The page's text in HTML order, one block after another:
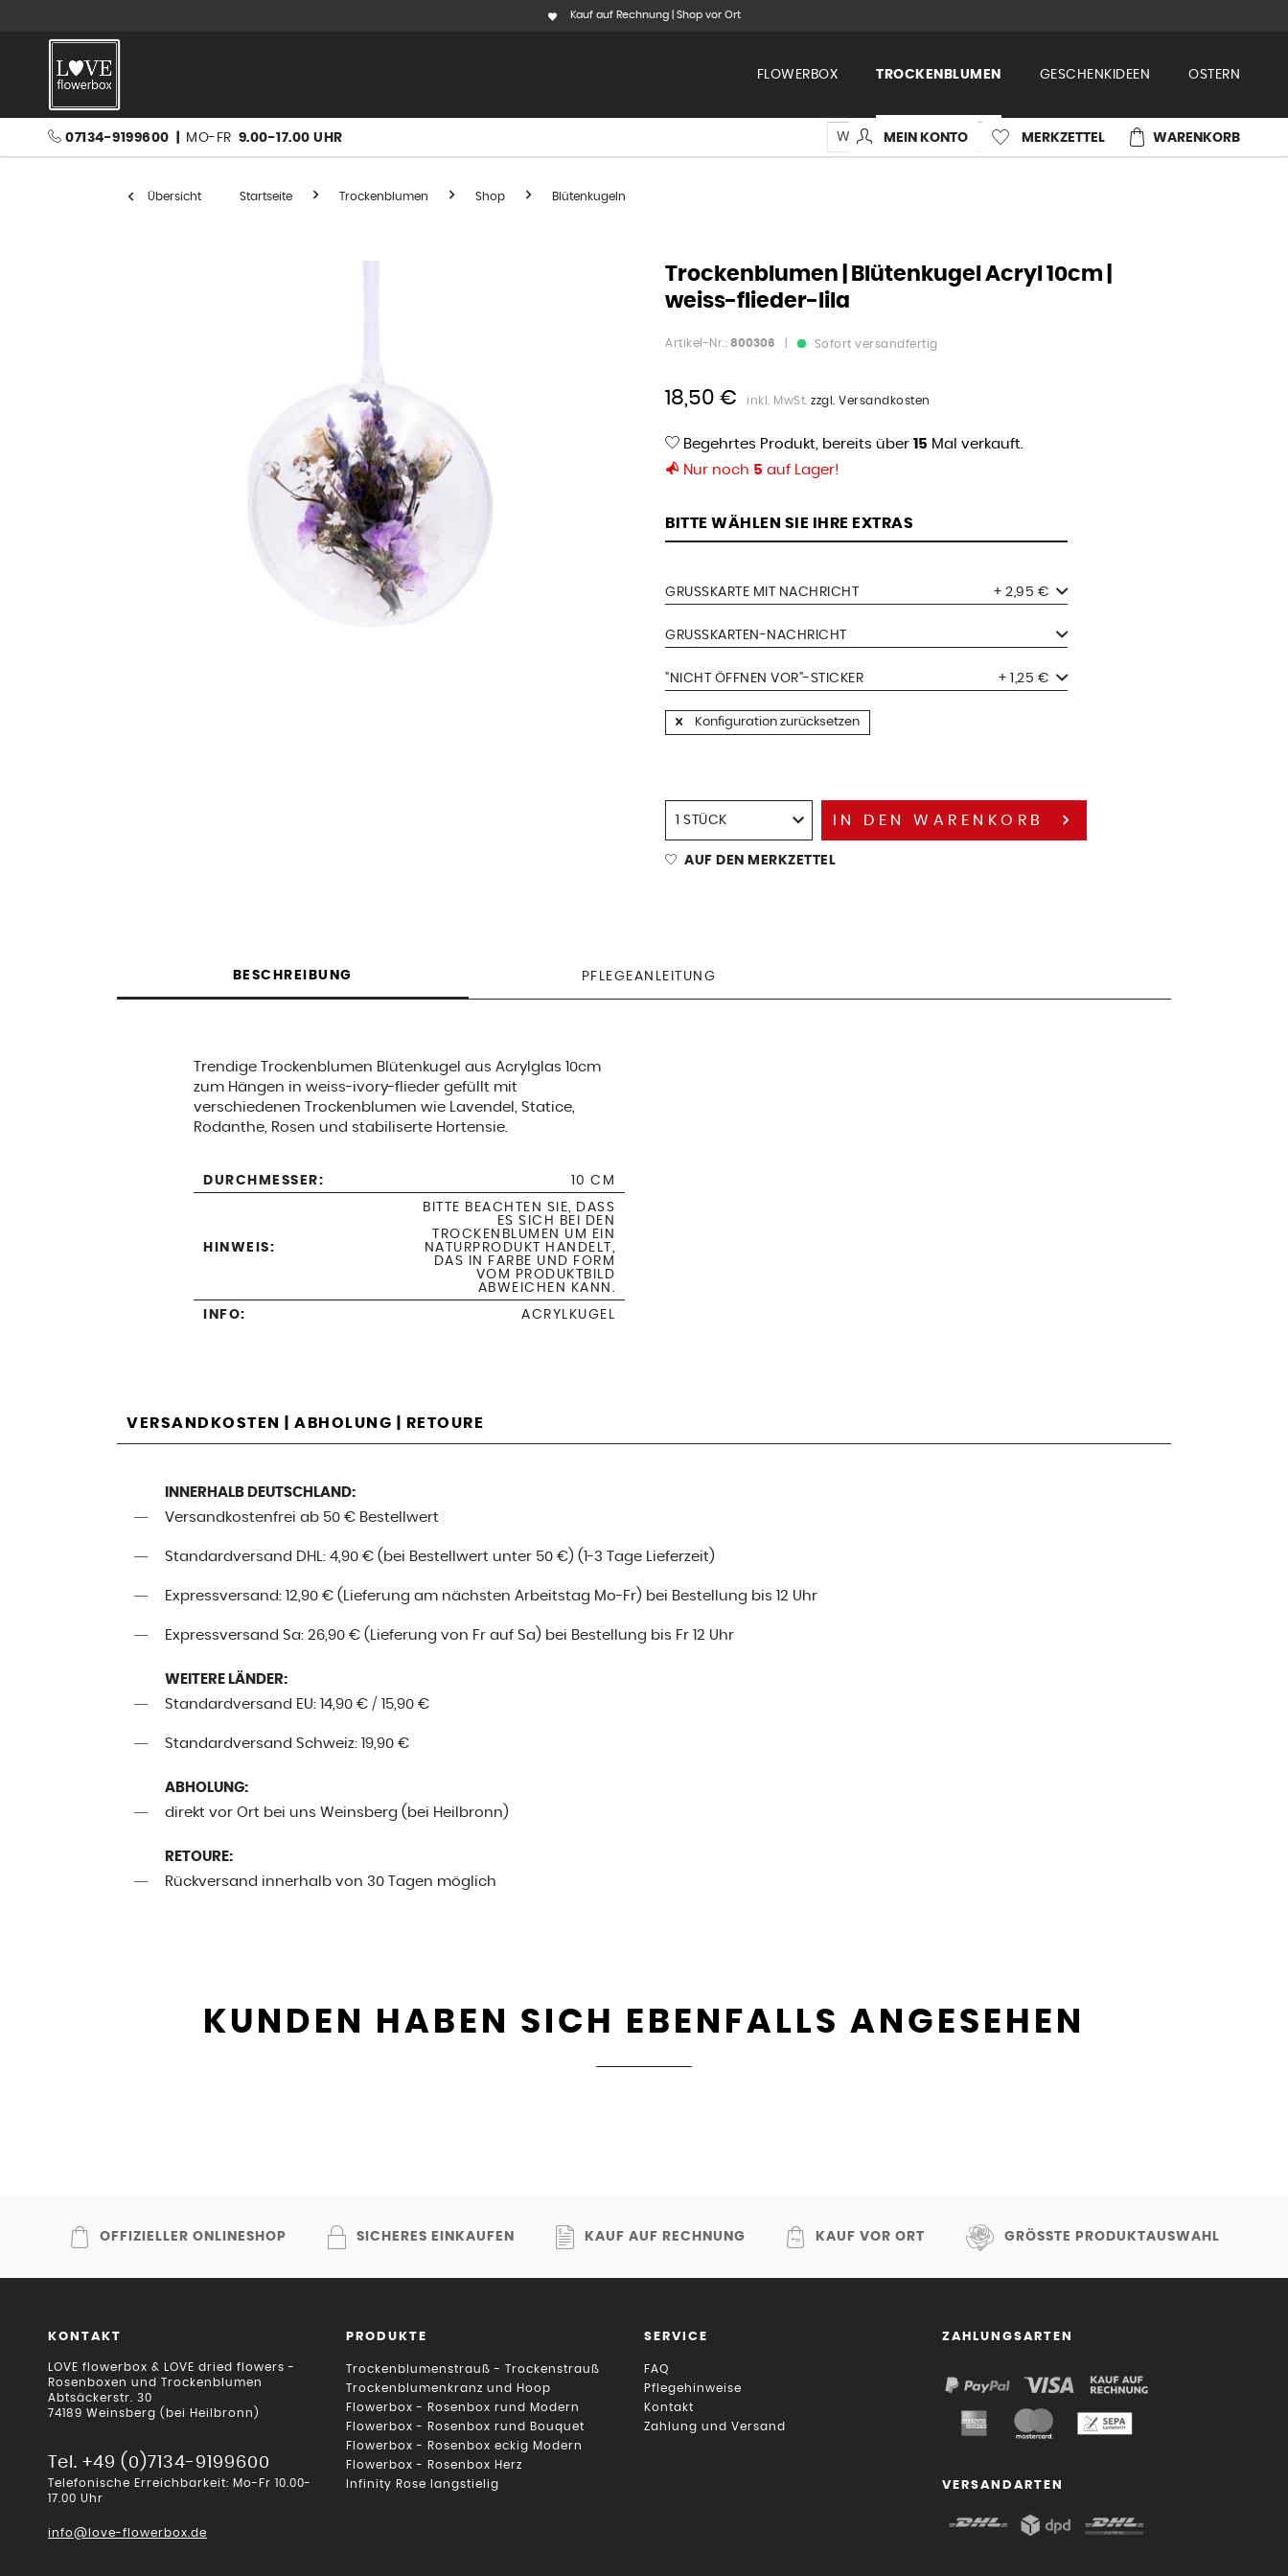
Kauf auf Rechnung | Shop vor Ort
FLOWERBOX TROCKENBLUMEN GESCHENKIDEEN OSTERN
07134-9199600 MO-FR 9.00-17.00 UHR MERKZETTEL
MEIN KONTO WARENKORB
Übersicht Startseite Trockenblumen Shop Blütenkugeln
Trockenblumen | Blütenkugel Acryl 10cm |
weiss-flieder-lila
Artikel-Nr.: 800306 Sofort versandfertig
18,50 € inkl. MwSt. zzgl. Versandkosten
Begehrtes Produkt, bereits über 15 Mal verkauft.
Nur noch 5 auf Lager!
BITTE WÄHLEN SIE IHRE EXTRAS
GRUSSKARTE MIT NACHRICHT + 2,95 €
GRUSSKARTEN-NACHRICHT
"NICHT ÖFFNEN VOR"-STICKER + 1,25 €
Konfiguration zurücksetzen
IN DEN WARENKORB
AUF DEN MERKZETTEL
BESCHREIBUNG PFLEGEANLEITUNG
Trendige Trockenblumen Blütenkugel aus Acrylglas 10cm
zum Hängen in weiss-ivory-flieder gefüllt mit
verschiedenen Trockenblumen wie Lavendel, Statice,
Rodanthe, Rosen und stabiliserte Hortensie.
DURCHMESSER: 10 CM
HINWEIS:
BITTE BEACHTEN SIE, DASS
ES SICH BEI DEN
TROCKENBLUMEN UM EIN
NATURPRODUKT HANDELT,
DAS IN FARBE UND FORM
VOM PRODUKTBILD
ABWEICHEN KANN.
INFO:
ACRYLKUGEL
VERSANDKOSTEN | ABHOLUNG | RETOURE
INNERHALB DEUTSCHLAND:
Versandkostenfrei ab 50 € Bestellwert
Standardversand DHL: 4,90 € (bei Bestellwert unter 50 €) (1-3 Tage Lieferzeit)
Expressversand: 12,90 € (Lieferung am nächsten Arbeitstag Mo-Fr) bei Bestellung bis 12 Uhr
Expressversand Sa: 26,90 € (Lieferung von Fr auf Sa) bei Bestellung bis Fr 12 Uhr
WEITERE LÄNDER:
Standardversand EU: 14,90 € / 15,90 €
Standardversand Schweiz: 19,90 €
ABHOLUNG:
direkt vor Ort bei uns Weinsberg (bei Heilbronn)
RETOURE:
Rückversand innerhalb von 30 Tagen möglich
KUNDEN HABEN SICH EBENFALLS ANGESEHEN
OFFIZIELLER ONLINESHOP SICHERES EINKAUFEN KAUF AUF RECHNUNG KAUF VOR ORT GRÖSSTE PRODUKTAUSWAHL
KONTAKT
LOVE flowerbox & LOVE dried flowers -
Rosenboxen und Trockenblumen
Abtsäckerstr. 30
74189 Weinsberg (bei Heilbronn)
Tel. +49 (0)7134-9199600
Telefonische Erreichbarkeit: Mo-Fr 10.00-
17.00 Uhr
info@love-flowerbox.de
PRODUKTE
Trockenblumenstrauß - Trockenstrauß
Trockenblumenkranz und Hoop
Flowerbox - Rosenbox rund Modern
Flowerbox - Rosenbox rund Bouquet
Flowerbox - Rosenbox eckig Modern
Flowerbox - Rosenbox Herz
Infinity Rose langstielig
SERVICE
FAQ
Pflegehinweise
Kontakt
Zahlung und Versand
ZAHLUNGSARTEN
VERSANDARTEN